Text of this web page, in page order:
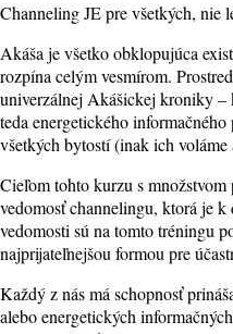
Channeling JE pre všetkých, nie
Akáša je všetko obklopujúca
rozpína celým vesmírom.
univerzálnej Akášickej kroniky
teda energetického
všetkých bytostí (inak ich voláme
Cieľom tohto kurzu s
vedomosť channelingu, ktorá je
vedomosti sú na tomto tréningu
najprijateľnejšou formou pre
Každý z nás má schopnosť
alebo energetických